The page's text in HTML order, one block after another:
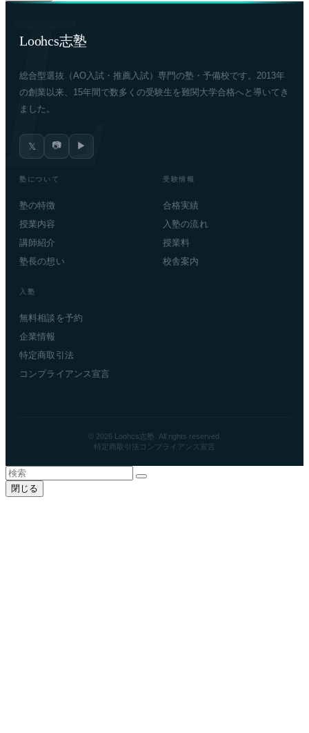
Loohcs志塾
総合型選抜（AO入試・推薦入試）専門の塾・予備校です。2013年
の創業以来、15年間で数多くの受験生を難関大学合格へと導いてき
ました。
𝕏 📷 ▶
塾について
塾の特徴
授業内容
講師紹介
塾長の想い
受験情報
合格実績
入塾の流れ
授業料
校舎案内
入塾
無料相談を予約
企業情報
特定商取引法
コンプライアンス宣言
© 2026 Loohcs志塾. All rights reserved.
特定商取引法 コンプライアンス宣言
閉じる